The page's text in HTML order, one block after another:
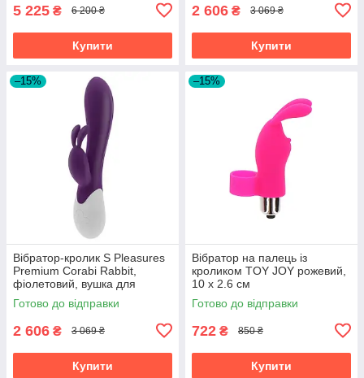
5 225 ₴ 6 200 ₴
Купити
2 606 ₴ 3 069 ₴
Купити
–15%
Вібратор-кролик S Pleasures
Premium Corabi Rabbit,
фіолетовий, вушка для
клітора, 16 режимів, нагрів
Готово до відправки
2 606 ₴ 3 069 ₴
Купити
–15%
Вібратор на палець із
кроликом TOY JOY рожевий,
10 х 2.6 см
Готово до відправки
722 ₴ 850 ₴
Купити